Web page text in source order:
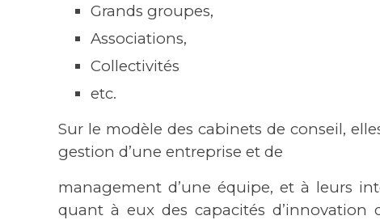
Grands groupes,
Associations,
Collectivités
etc.
Sur le modèle des cabinets de conseil,
gestion d’une entreprise et de
management d’une équipe, et à leurs
quant à eux des capacités